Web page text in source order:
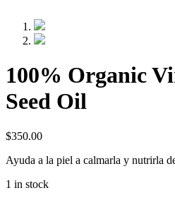
100% Organic
Seed Oil
$350.00
Ayuda a la piel a calmarla y nutrirla
1 in stock